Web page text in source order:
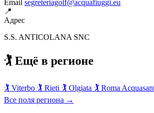
Email segreteriagolf@acquafiuggi.eu
📍
Адрес
S.S. ANTICOLANA SNC
🏌️ Ещё в регионе
🏌️ Viterbo 🏌️ Rieti 🏌️ Olgiata 🏌️ Roma
Все поля региона →